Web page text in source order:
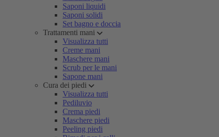
Saponi liquidi
Saponi solidi
Set bagno e doccia
Trattamenti mani
Visualizza tutti
Creme mani
Maschere mani
Scrub per le mani
Sapone mani
Cura dei piedi
Visualizza tutti
Pediluvio
Crema piedi
Maschere piedi
Peeling piedi